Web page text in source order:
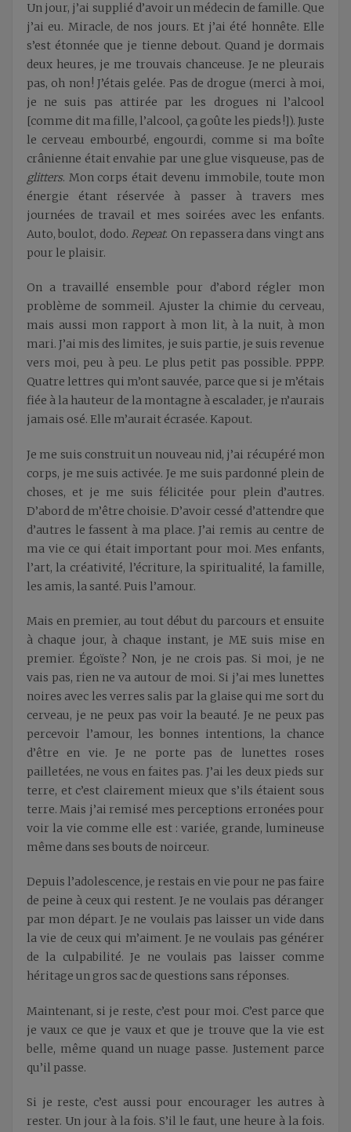
Un jour, j’ai supplié d’avoir un médecin de famille. Que
j’ai eu. Miracle, de nos jours. Et j’ai été honnête. Elle
s’est étonnée que je tienne debout. Quand je dormais
deux heures, je me trouvais chanceuse. Je ne pleurais
pas, oh non ! J’étais gelée. Pas de drogue (merci à moi,
je ne suis pas attirée par les drogues ni l’alcool
[comme dit ma fille, l’alcool, ça goûte les pieds !]). Juste
le cerveau embourbé, engourdi, comme si ma boîte
crânienne était envahie par une glue visqueuse, pas de
glitters. Mon corps était devenu immobile, toute mon
énergie étant réservée à passer à travers mes
journées de travail et mes soirées avec les enfants.
Auto, boulot, dodo. Repeat. On repassera dans vingt ans
pour le plaisir.
On a travaillé ensemble pour d’abord régler mon
problème de sommeil. Ajuster la chimie du cerveau,
mais aussi mon rapport à mon lit, à la nuit, à mon
mari. J’ai mis des limites, je suis partie, je suis revenue
vers moi, peu à peu. Le plus petit pas possible. PPPP.
Quatre lettres qui m’ont sauvée, parce que si je m’étais
fiée à la hauteur de la montagne à escalader, je n’aurais
jamais osé. Elle m’aurait écrasée. Kapout.
Je me suis construit un nouveau nid, j’ai récupéré mon
corps, je me suis activée. Je me suis pardonné plein de
choses, et je me suis félicitée pour plein d’autres.
D’abord de m’être choisie. D’avoir cessé d’attendre que
d’autres le fassent à ma place. J’ai remis au centre de
ma vie ce qui était important pour moi. Mes enfants,
l’art, la créativité, l’écriture, la spiritualité, la famille,
les amis, la santé. Puis l’amour.
Mais en premier, au tout début du parcours et ensuite
à chaque jour, à chaque instant, je ME suis mise en
premier. Égoïste ? Non, je ne crois pas. Si moi, je ne
vais pas, rien ne va autour de moi. Si j’ai mes lunettes
noires avec les verres salis par la glaise qui me sort du
cerveau, je ne peux pas voir la beauté. Je ne peux pas
percevoir l’amour, les bonnes intentions, la chance
d’être en vie. Je ne porte pas de lunettes roses
pailletées, ne vous en faites pas. J’ai les deux pieds sur
terre, et c’est clairement mieux que s’ils étaient sous
terre. Mais j’ai remisé mes perceptions erronées pour
voir la vie comme elle est : variée, grande, lumineuse
même dans ses bouts de noirceur.
Depuis l’adolescence, je restais en vie pour ne pas faire
de peine à ceux qui restent. Je ne voulais pas déranger
par mon départ. Je ne voulais pas laisser un vide dans
la vie de ceux qui m’aiment. Je ne voulais pas générer
de la culpabilité. Je ne voulais pas laisser comme
héritage un gros sac de questions sans réponses.
Maintenant, si je reste, c’est pour moi. C’est parce que
je vaux ce que je vaux et que je trouve que la vie est
belle, même quand un nuage passe. Justement parce
qu’il passe.
Si je reste, c’est aussi pour encourager les autres à
rester. Un jour à la fois. S’il le faut, une heure à la fois.